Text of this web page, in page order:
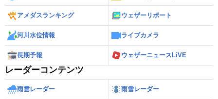
アメダスランキング ウェザーリポート
河川水位情報 ライブカメラ
長期予報 ウェザーニュースLiVE
レーダーコンテンツ
雨雲レーダー 雨雪レーダー